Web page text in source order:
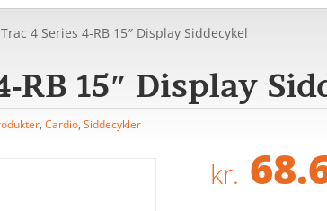
4 Series 4-RB 15″ Display Siddecykel
RB 15″ Display
,Cardio,Siddecykler
kr.